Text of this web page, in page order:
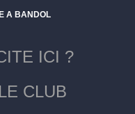
A BANDOL
ICI ?
CLUB